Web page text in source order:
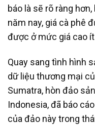
báo là sẽ rõ ràng
năm nay, giá cà phê
được ở mức giá cao
Quay sang tình hình
dữ liệu thương mại
Sumatra, hòn đảo
Indonesia, đã báo
của đảo này trong